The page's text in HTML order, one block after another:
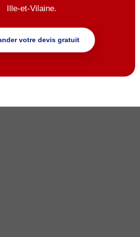
Ille-et-Vilaine.
votre devis gratuit